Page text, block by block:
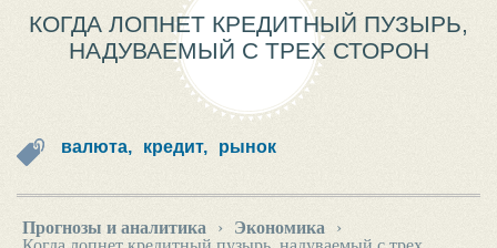
КОГДА ЛОПНЕТ КРЕДИТНЫЙ ПУЗЫРЬ,
НАДУВАЕМЫЙ С ТРЕХ СТОРОН
валюта, кредит, рынок
Прогнозы и аналитика › Экономика
›